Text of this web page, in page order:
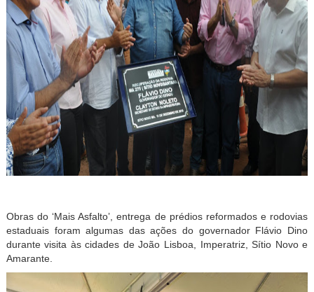
Obras do ‘Mais Asfalto’, entrega de prédios reformados e rodovias
estaduais foram algumas das ações do governador Flávio Dino
durante visita às cidades de João Lisboa, Imperatriz, Sítio Novo e
Amarante.